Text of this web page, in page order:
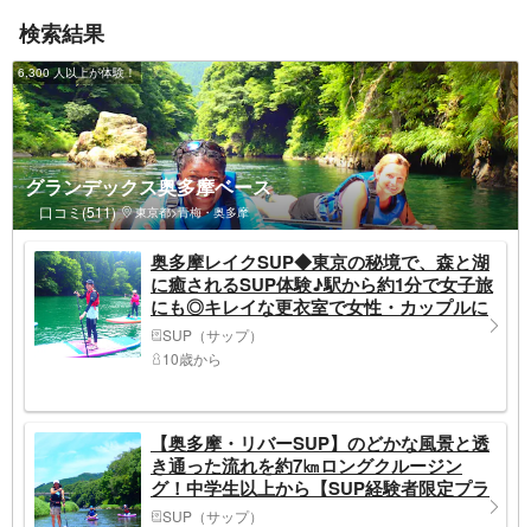
検索結果
6,300 人以上が体験！
グランデックス奥多摩ベース
口コミ(511) 東京都>青梅・奥多摩
奥多摩レイクSUP◆東京の秘境で、森と湖
に癒されるSUP体験♪駅から約1分で女子旅
にも◎キレイな更衣室で女性・カップルに
も大好評♪ 小学5年生からOK!ファミリーで
も楽しめます！
SUP（サップ）
10歳から
【奥多摩・リバーSUP】のどかな風景と透
き通った流れを約7㎞ロングクルージン
グ！中学生以上から【SUP経験者限定プラ
ン】
SUP（サップ）